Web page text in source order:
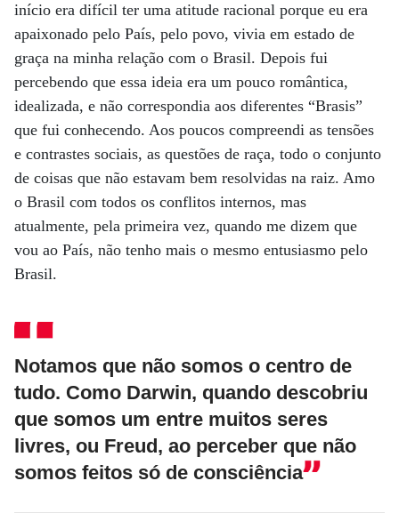
início era difícil ter uma atitude racional porque eu era
apaixonado pelo País, pelo povo, vivia em estado de
graça na minha relação com o Brasil. Depois fui
percebendo que essa ideia era um pouco romântica,
idealizada, e não correspondia aos diferentes “Brasis”
que fui conhecendo. Aos poucos compreendi as tensões
e contrastes sociais, as questões de raça, todo o conjunto
de coisas que não estavam bem resolvidas na raiz. Amo
o Brasil com todos os conflitos internos, mas
atualmente, pela primeira vez, quando me dizem que
vou ao País, não tenho mais o mesmo entusiasmo pelo
Brasil.
Notamos que não somos o centro de
tudo. Como Darwin, quando descobriu
que somos um entre muitos seres
livres, ou Freud, ao perceber que não
somos feitos só de consciência